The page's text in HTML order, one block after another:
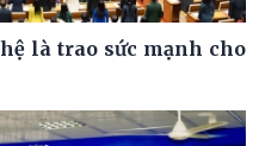
là trao sức mạnh cho